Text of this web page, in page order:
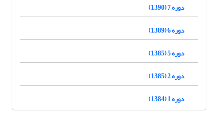
دوره 7 (1390)
دوره 6 (1389)
دوره 5 (1385)
دوره 2 (1385)
دوره 1 (1384)